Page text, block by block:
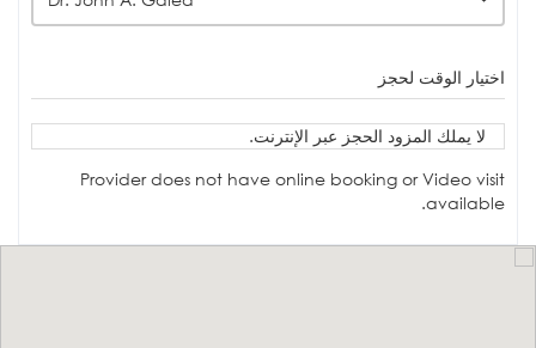
اختيار الوقت لحجز
لا يملك المزود الحجز عبر الإنترنت.
Provider does not have online booking or Video visit
available.